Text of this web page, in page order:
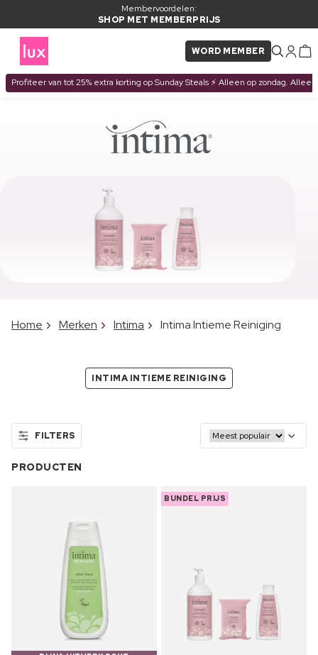
Membervoordelen:
SHOP MET MEMBERPRIJS
WORD MEMBER
Profiteer van tot 25% extra korting op Sunday Steals ⚡ Alleen op zondag.
Home Merken Intima Intima Intieme Reiniging
INTIMA INTIEME REINIGING
FILTERS
PRODUCTEN
BUNDEL PRIJS